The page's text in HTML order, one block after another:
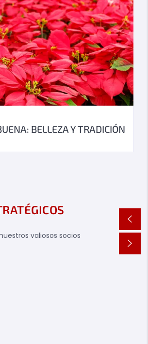
BELLEZA Y TRADICIÓN
valiosos socios